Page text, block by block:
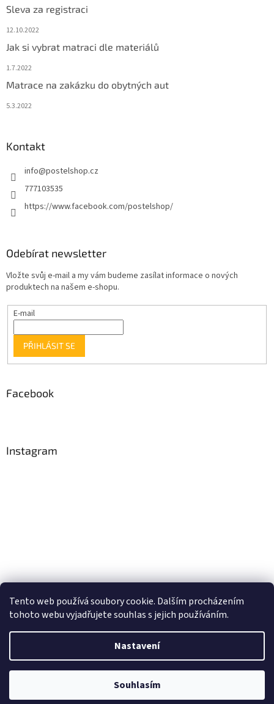
Tento web používá soubory cookie. Dalším procházením
tohoto webu vyjadřujete souhlas s jejich používáním.
Nastavení
Souhlasím
Sleva za registraci
12.10.2022
Jak si vybrat matraci dle materiálů
1.7.2022
Matrace na zakázku do obytných aut
5.3.2022
Kontakt
info@postelshop.cz
777103535
https://www.facebook.com/postelshop/
Odebírat newsletter
Vložte svůj e-mail a my vám budeme zasílat informace o nových
produktech na našem e-shopu.
E-mail
PŘIHLÁSIT SE
Facebook
Instagram
Sledovat na Instagramu
Vytvořil Shoptet
Postelshop.cz. Všechna práva vyhrazena.